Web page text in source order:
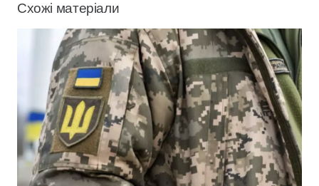
Схожі матеріали